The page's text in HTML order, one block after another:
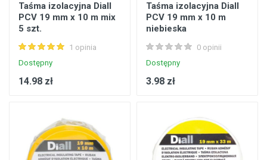
Taśma izolacyjna Diall
PCV 19 mm x 10 m mix
5 szt.
1 opinia
Dostępny
14.98 zł
Taśma izolacyjna Diall
PCV 19 mm x 10 m
niebieska
0 opinii
Dostępny
3.98 zł